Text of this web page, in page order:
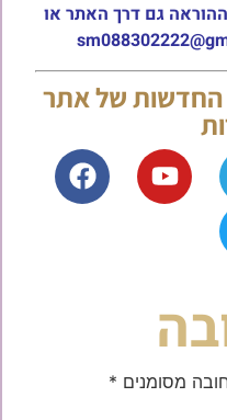
גם דרך האתר או
החדשות של אתר
מסומנים *